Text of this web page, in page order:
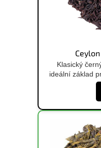
Klasický
ideální základ